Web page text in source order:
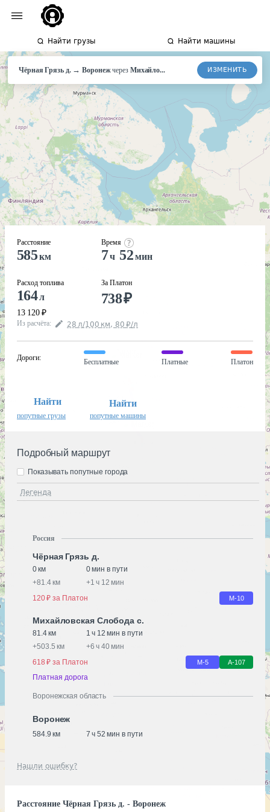
Найти грузы Найти машины
Чёрная Грязь д.→Воронеж через Михайло... ИЗМЕНИТЬ
Расстояние
585км
Расход топлива
164л
13 120 ₽
Время
7ч 52мин
За Платон
738₽
Из расчёта: 28 л/100 км, 80 ₽/л
Дороги:
Бесплатные Платные Платон
Найти
попутные грузы
Найти
попутные машины
Подробный маршрут
Легенда
Показывать попутные города
Россия
Чёрная Грязь д.
0 км
0 мин в пути
+81.4 км +1 ч 12 мин
120 ₽ за Платон
М-10
Михайловская Слобода с.
81.4 км
1 ч 12 мин в пути
+503.5 км +6 ч 40 мин
618 ₽ за Платон
М-5 А-107
Платная дорога
Воронежская область
Воронеж
584.9 км 7 ч 52 мин в пути
Нашли ошибку?
Расстояние Чёрная Грязь д. - Воронеж